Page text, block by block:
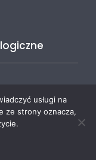
usługi na
ze strony oznacza,